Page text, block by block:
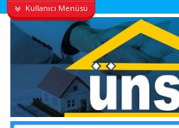
Kullanıcı Menüsü